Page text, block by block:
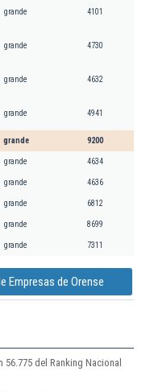
grande 4101
grande 4730
grande 4632
grande 4941
grande 9200
grande 4634
grande 4636
grande 6812
grande 8699
grande 7311
Empresas de Orense
del Ranking Nacional